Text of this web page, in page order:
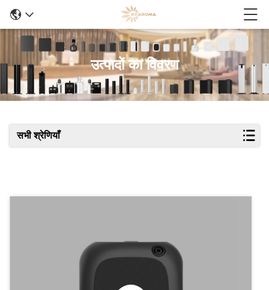
उत्पादों का विवरण
सभी श्रेणियाँ